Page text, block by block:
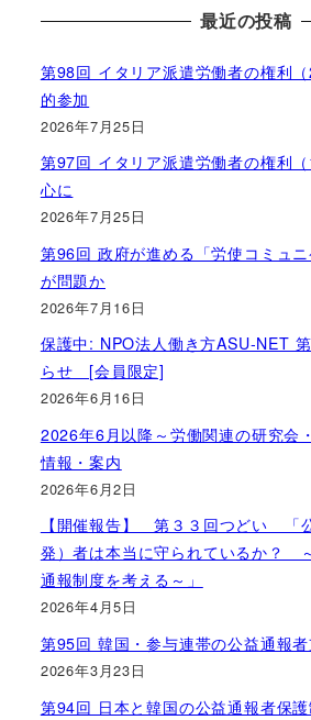
最近の投稿
第98回 イタリア派遣労働者の権利
的参加
2026年7月25日
第97回 イタリア派遣労働者の権利
心に
2026年7月25日
第96回 政府が進める「労使コミュ
が問題か
2026年7月16日
保護中: NPO法人働き方ASU-NET
らせ [会員限定]
2026年6月16日
2026年6月以降～労働関連の研究会
情報・案内
2026年6月2日
【開催報告】 第３３回つどい 「
発）者は本当に守られているか？
通報制度を考える～」
2026年4月5日
第95回 韓国・参与連帯の公益通報
2026年3月23日
第94回 日本と韓国の公益通報者保